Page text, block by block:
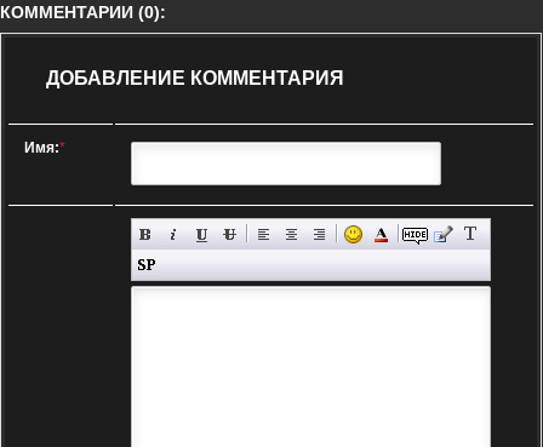
КОММЕНТАРИИ (0):
ДОБАВЛЕНИЕ КОММЕНТАРИЯ
Имя:*